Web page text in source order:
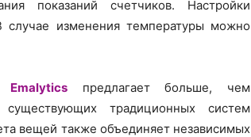
показаний счетчиков. Настройки
изменения температуры можно
Emalytics предлагает больше, чем
традиционных систем
вещей также объединяет независимых